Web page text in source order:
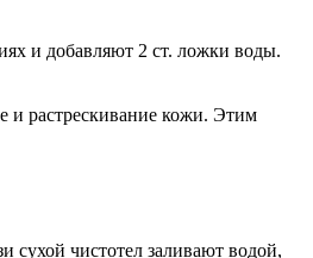
и добавляют 2 ст. ложки воды.
и растрескивание кожи. Этим
сухой чистотел заливают водой,